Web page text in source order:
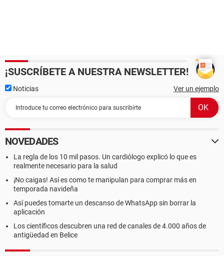
¡SUSCRÍBETE A NUESTRA NEWSLETTER!
Noticias Ver un ejemplo
NOVEDADES
La regla de los 10 mil pasos. Un cardiólogo explicó lo que es
realmente necesario para la salud
¡No caigas! Así es como te manipulan para comprar más en
temporada navideña
Así puedes tomarte un descanso de WhatsApp sin borrar la
aplicación
Los científicos descubren una red de canales de 4.000 años de
antigüedad en Belice